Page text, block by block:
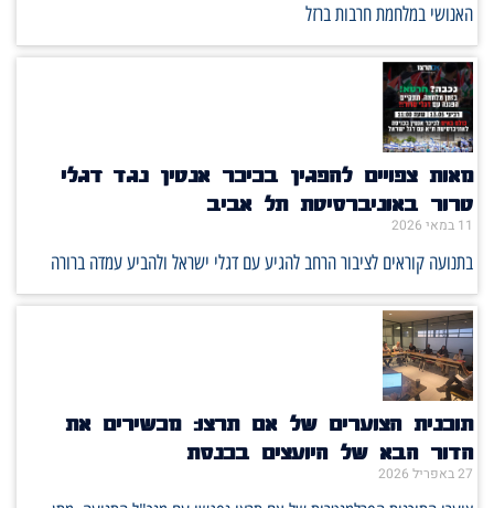
האנושי במלחמת חרבות ברזל
מאות צפויים להפגין בכיכר אנטין נגד דגלי
טרור באוניברסיטת תל אביב
11 במאי 2026
בתנועה קוראים לציבור הרחב להגיע עם דגלי ישראל ולהביע עמדה ברורה
תוכנית הצוערים של אם תרצו: מכשירים את
הדור הבא של היועצים בכנסת
27 באפריל 2026